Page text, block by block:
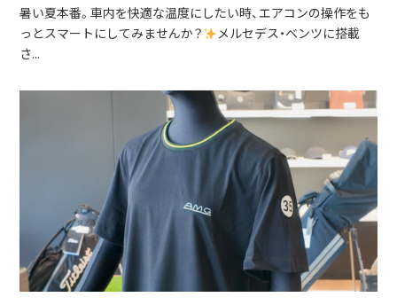
暑い夏本番。車内を快適な温度にしたい時、エアコンの操作をも
っとスマートにしてみませんか？
メルセデス・ベンツに搭載
さ...